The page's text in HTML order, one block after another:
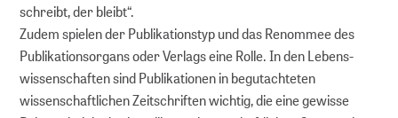
DIGITALE LANGZEITARCHIVIERUNG
Strategische Langzeitarchivierung an
schreibt, der bleibt“.
Zudem spielen der Publikationstyp und das Renommee des
Publikationsorgans oder Verlags eine Rolle. In den Lebens­
wissen­schaften sind Publikationen in begutachteten
wissenschaftlichen Zeitschriften wichtig, die eine gewisse